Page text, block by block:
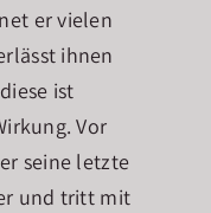
er vielen
ihnen
ist
Vor
seine letzte
und tritt mit